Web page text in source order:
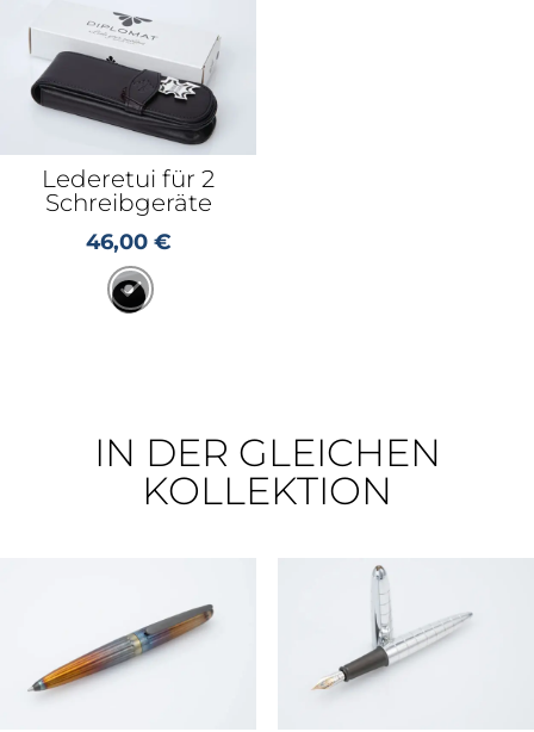
Lederetui für 2
Schreibgeräte
46,00 €
IN DER GLEICHEN
KOLLEKTION